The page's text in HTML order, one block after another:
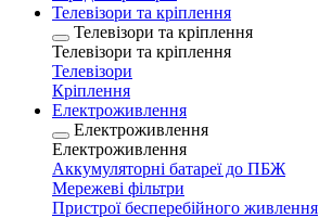
Телевізори та кріплення
Телевізори та кріплення
Телевізори та кріплення
Телевізори
Кріплення
Електроживлення
Електроживлення
Електроживлення
Аккумуляторні батареї до ПБЖ
Мережеві фільтри
Пристрої бесперебійного живлення